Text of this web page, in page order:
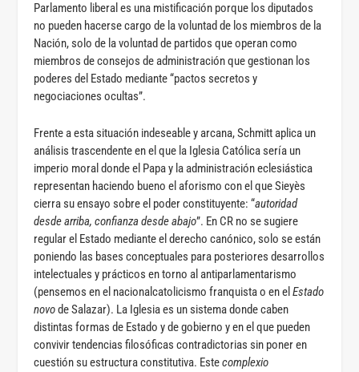
Parlamento liberal es una mistificación porque los diputados
no pueden hacerse cargo de la voluntad de los miembros de la
Nación, solo de la voluntad de partidos que operan como
miembros de consejos de administración que gestionan los
poderes del Estado mediante “pactos secretos y
negociaciones ocultas”.
Frente a esta situación indeseable y arcana, Schmitt aplica un
análisis trascendente en el que la Iglesia Católica sería un
imperio moral donde el Papa y la administración eclesiástica
representan haciendo bueno el aforismo con el que Sieyès
cierra su ensayo sobre el poder constituyente: “autoridad
desde arriba, confianza desde abajo”. En CR no se sugiere
regular el Estado mediante el derecho canónico, solo se están
poniendo las bases conceptuales para posteriores desarrollos
intelectuales y prácticos en torno al antiparlamentarismo
(pensemos en el nacionalcatolicismo franquista o en elEstado
novode Salazar). La Iglesia es un sistema donde caben
distintas formas de Estado y de gobierno y en el que pueden
convivir tendencias filosóficas contradictorias sin poner en
cuestión su estructura constitutiva. Estecomplexio